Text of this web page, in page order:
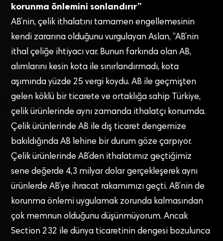
korunma önlemini sonlandırır”
AB’nin, çelik ithalatını tamamen engellemesinin
kendi zararına olduğunu vurgulayan Aslan, “AB’nin
ithal çeliğe ihtiyacı var. Bunun farkında olan AB,
alımlarını kesin kota ile sınırlandırmadı, kota
aşımında yüzde 25 vergi koydu. AB ile geçmişten
gelen köklü bir ticarete ve ortaklığa sahip Türkiye,
çelik ürünlerinde aynı zamanda ithalatçı konumda.
Çelik ürünlerinde AB ile dış ticaret dengemize
bakıldığında AB lehine bir durum göze çarpıyor.
Çelik ürünlerinde AB’den ithalatımız geçtiğimiz
sene değerde 4,3 milyar dolar gerçekleşerek aynı
ürünlerde AB’ye ihracat rakamımızı geçti. AB’nin de
korunma önlemi uygulamak zorunda kalmasından
çok memnun olduğunu düşünmüyorum. Ancak
Section 232 ile dünya ticaretinin dengesi bozulunca